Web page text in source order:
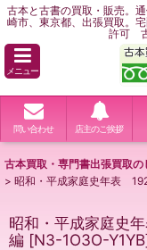
古本と古書の買取・販売。
崎市、東京都、出張買取。
許可
メニュー
問い合わせ 店主のご挨拶
古本買取・専門書出張買取
> 昭和・平成家庭史年表
昭和・平成家庭
編 [N3-1O3O-Y1YB